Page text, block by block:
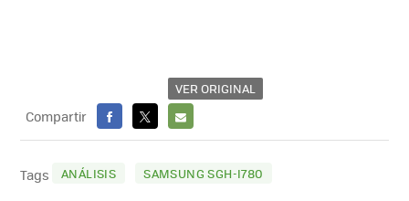
VER ORIGINAL
Compartir
FACEBOOK
X
E-
MAIL
Tags ANÁLISIS SAMSUNG SGH-I780